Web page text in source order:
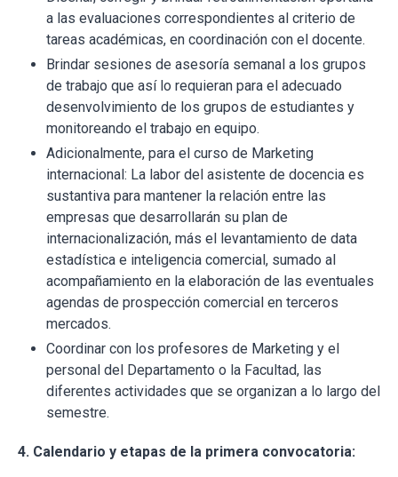
a las evaluaciones correspondientes al criterio de
tareas académicas, en coordinación con el docente.
Brindar sesiones de asesoría semanal a los grupos
de trabajo que así lo requieran para el adecuado
desenvolvimiento de los grupos de estudiantes y
monitoreando el trabajo en equipo.
Adicionalmente, para el curso de Marketing
internacional: La labor del asistente de docencia es
sustantiva para mantener la relación entre las
empresas que desarrollarán su plan de
internacionalización, más el levantamiento de data
estadística e inteligencia comercial, sumado al
acompañamiento en la elaboración de las eventuales
agendas de prospección comercial en terceros
mercados.
Coordinar con los profesores de Marketing y el
personal del Departamento o la Facultad, las
diferentes actividades que se organizan a lo largo del
semestre.
4. Calendario y etapas de la primera convocatoria: